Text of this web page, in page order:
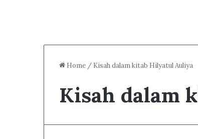
Home / Kisah dalam kitab Hilyatul Auliya
Kisah dalam